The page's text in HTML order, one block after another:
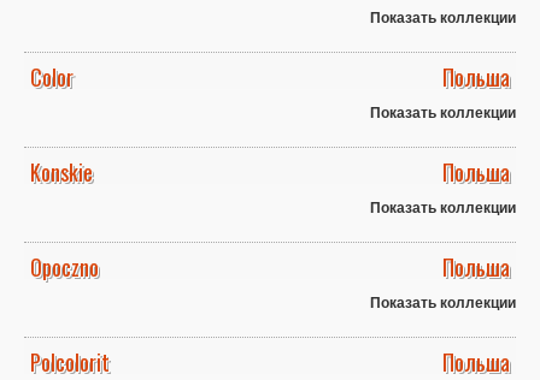
Показать коллекции
Color Польша
Показать коллекции
Konskie Польша
Показать коллекции
Opoczno Польша
Показать коллекции
Polcolorit Польша